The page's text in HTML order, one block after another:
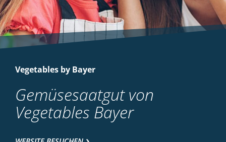
Vegetables by Bayer
Gemüsesaatgut von
Vegetables Bayer